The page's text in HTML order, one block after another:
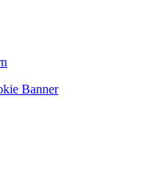
Banner